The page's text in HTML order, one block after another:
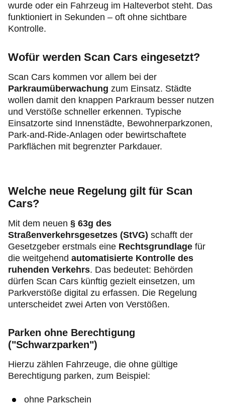
wurde oder ein Fahrzeug im Halteverbot steht. Das
funktioniert in Sekunden – oft ohne sichtbare
Kontrolle.
Wofür werden Scan Cars eingesetzt?
Scan Cars kommen vor allem bei der
Parkraumüberwachung zum Einsatz. Städte
wollen damit den knappen Parkraum besser nutzen
und Verstöße schneller erkennen. Typische
Einsatzorte sind Innenstädte, Bewohnerparkzonen,
Park-and-Ride-Anlagen oder bewirtschaftete
Parkflächen mit begrenzter Parkdauer.
Welche neue Regelung gilt für Scan
Cars?
Mit dem neuen § 63g des
Straßenverkehrsgesetzes (StVG) schafft der
Gesetzgeber erstmals eine Rechtsgrundlage für
die weitgehend automatisierte Kontrolle des
ruhenden Verkehrs. Das bedeutet: Behörden
dürfen Scan Cars künftig gezielt einsetzen, um
Parkverstöße digital zu erfassen. Die Regelung
unterscheidet zwei Arten von Verstößen.
Parken ohne Berechtigung
("Schwarzparken")
Hierzu zählen Fahrzeuge, die ohne gültige
Berechtigung parken, zum Beispiel:
ohne Parkschein